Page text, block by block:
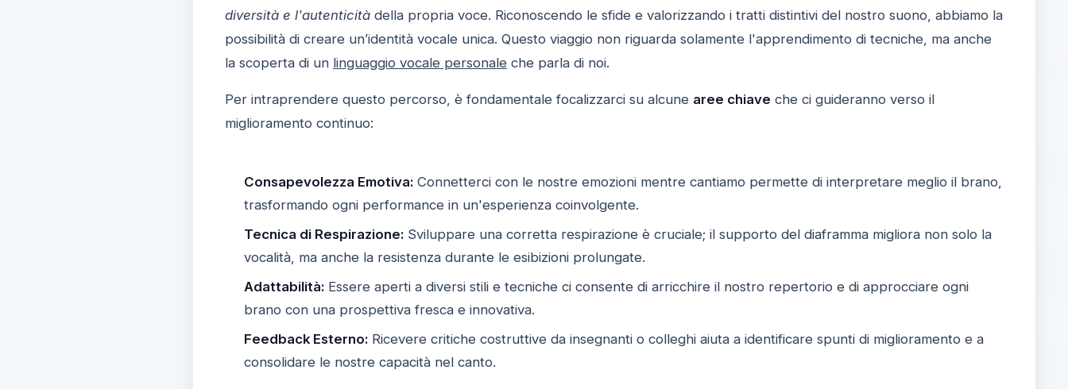
diversità e l'autenticitàdella propria voce. Riconoscendo le sfide e valorizzando i tratti distintivi del nostro suono, abbiamo la
possibilità di creare un’identità vocale unica. Questo viaggio non riguarda solamente l'apprendimento di tecniche, ma anche
la scoperta di un linguaggio vocale personaleche parla di noi.
Per intraprendere questo percorso, è fondamentale focalizzarci su alcune aree chiave che ci guideranno verso il
miglioramento continuo:
Consapevolezza Emotiva:Connetterci con le nostre emozioni mentre cantiamo permette di interpretare meglio il brano,
trasformando ogni performance in un'esperienza coinvolgente.
Tecnica di Respirazione:Sviluppare una corretta respirazione è cruciale; il supporto del diaframma migliora non solo la
vocalità, ma anche la resistenza durante le esibizioni prolungate.
Adattabilità:Essere aperti a diversi stili e tecniche ci consente di arricchire il nostro repertorio e di approcciare ogni
brano con una prospettiva fresca e innovativa.
Feedback Esterno:Ricevere critiche costruttive da insegnanti o colleghi aiuta a identificare spunti di miglioramento e a
consolidare le nostre capacità nel canto.